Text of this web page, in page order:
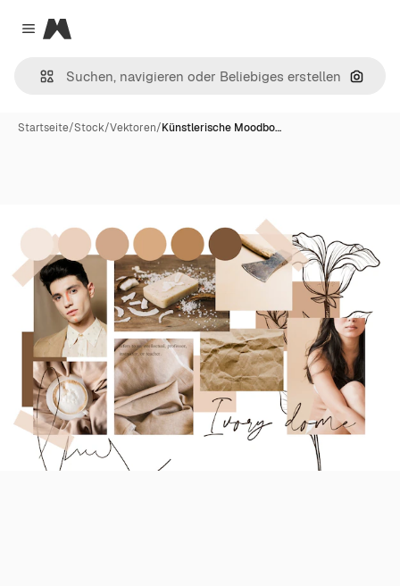
Close menu
Magnific
Nach
Startseite/Stock/Vektoren/Künstlerische Moodbo…